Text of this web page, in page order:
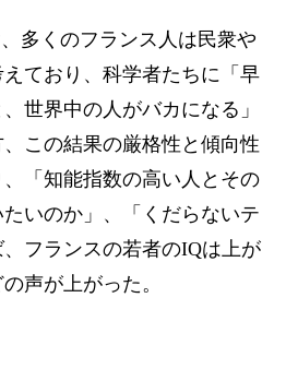
多くのフランス人は民衆や
ており、科学者たちに「早
世界中の人がバカになる」
この結果の厳格性と傾向性
「知能指数の高い人とその
いのか」、「くだらないテ
フランスの若者のIQは上が
声が上がった。